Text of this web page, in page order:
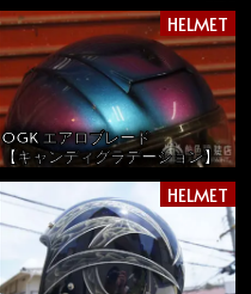
HELMET
OGK エアロブレード
【キャンディグラデーション】
HELMET